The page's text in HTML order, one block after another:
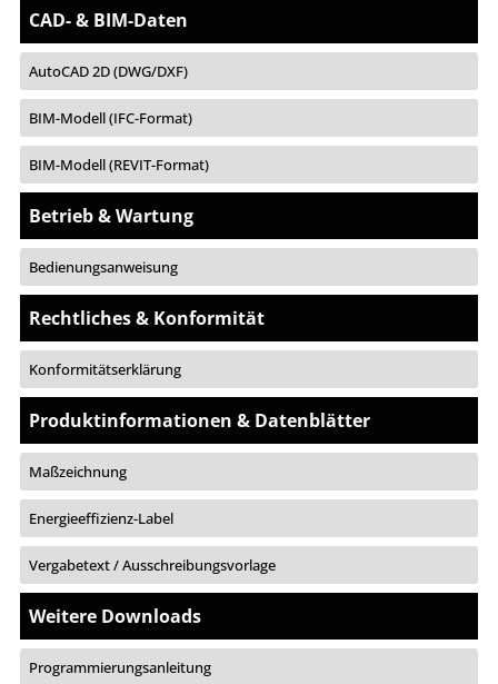
CAD- & BIM-Daten
AutoCAD 2D (DWG/DXF)
BIM-Modell (IFC-Format)
BIM-Modell (REVIT-Format)
Betrieb & Wartung
Bedienungsanweisung
Rechtliches & Konformität
Konformitätserklärung
Produktinformationen & Datenblätter
Maßzeichnung
Energieeffizienz-Label
Vergabetext / Ausschreibungsvorlage
Weitere Downloads
Programmierungsanleitung